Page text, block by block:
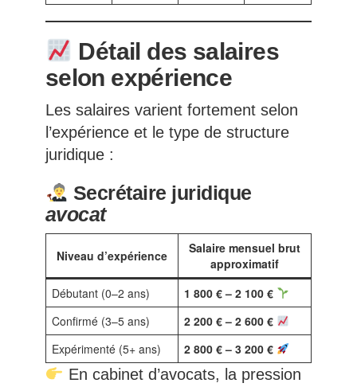
Détail des salaires
selon expérience
Les salaires varient fortement selon
l’expérience et le type de structure
juridique :
Secrétaire juridique
avocat
Niveau d’expérience
Salaire mensuel brut
approximatif
Débutant (0–2 ans)
1 800 € – 2 100 €
Confirmé (3–5 ans)
2 200 € – 2 600 €
Expérimenté (5+ ans)
2 800 € – 3 200 €
En cabinet d’avocats, la pression